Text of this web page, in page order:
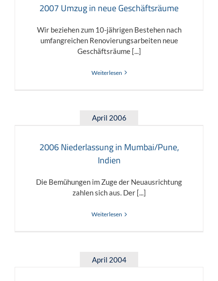
2007 Umzug in neue Geschäftsräume
Wir beziehen zum 10-jährigen Bestehen nach
umfangreichen Renovierungsarbeiten neue
Geschäftsräume [...]
Weiterlesen
April 2006
2006 Niederlassung in Mumbai/Pune,
Indien
Die Bemühungen im Zuge der Neuausrichtung
zahlen sich aus. Der [...]
Weiterlesen
April 2004